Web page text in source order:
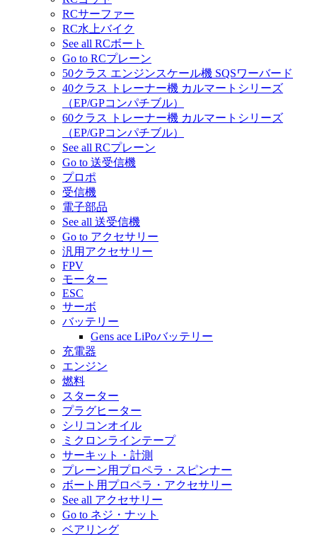
RCサーファー
RC水上バイク
See all RCボート
Go to RCプレーン
50クラス エンジンスケール機 SQSワーバード
40クラス トレーナー機 カルマートシリーズ
（EP/GPコンパチブル）
60クラス トレーナー機 カルマートシリーズ
（EP/GPコンパチブル）
See all RCプレーン
Go to 送受信機
プロポ
受信機
電子部品
See all 送受信機
Go to アクセサリー
汎用アクセサリー
FPV
モーター
ESC
サーボ
バッテリー
Gens ace LiPoバッテリー
充電器
エンジン
燃料
スターター
プラグヒーター
シリコンオイル
ミクロンラインテープ
サーキット・計測
プレーン用プロペラ・スピンナー
ボート用プロペラ・アクセサリー
See all アクセサリー
Go to ネジ・ナット
ベアリング